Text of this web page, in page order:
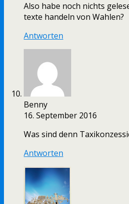
Also habe noch nichts
texte handeln von Wahlen?
Antworten
Benny
16. September 2016
Was sind denn
Antworten